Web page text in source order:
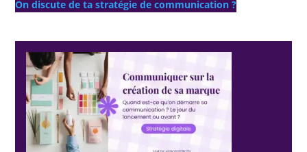
On discute de ta stratégie de communication ?